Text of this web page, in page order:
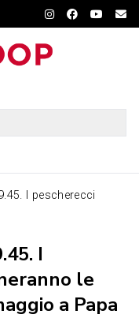
I pescherecci
I
le
a Papa